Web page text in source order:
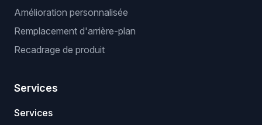
Amélioration personnalisée
Remplacement d'arrière-plan
Recadrage de produit
Services
Services